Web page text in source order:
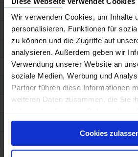
Wir verwenden Cookies, um Inhalte
personalisieren, Funktionen für
zu können und die Zugriffe auf
analysieren. Außerdem geben wir
Verwendung unserer Website an
soziale Medien, Werbung und
Partner führen diese Informationen
weiteren Daten zusammen, die Sie
haben oder die sie im Rahmen Ihrer
gesammelt haben.
Cookies
Geschwindigkeit
22 kn
Anz. Kabinen
1760
Anz. Passagiere
3840
Gewicht/Tonnen
172000
Länge
344
Breite
41